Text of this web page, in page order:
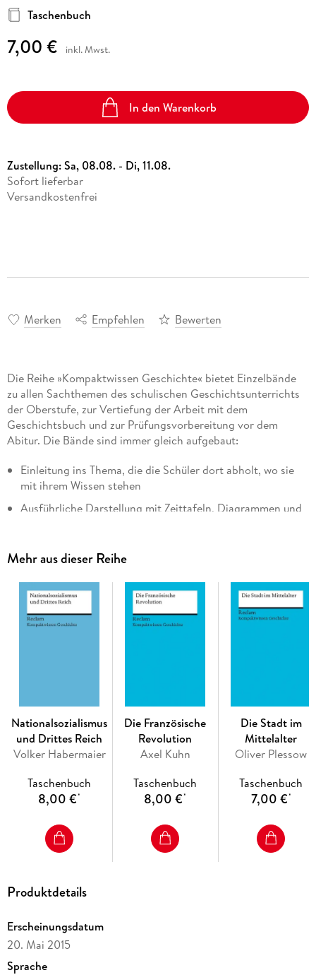
Taschenbuch
7,00 € inkl. Mwst.
In den Warenkorb
Zustellung:Sa, 08.08. - Di, 11.08.
Sofort lieferbar
Versandkostenfrei
Merken Empfehlen Bewerten
Die Reihe »Kompaktwissen Geschichte« bietet Einzelbände
zu allen Sachthemen des schulischen Geschichtsunterrichts
der Oberstufe, zur Vertiefung der Arbeit mit dem
Geschichtsbuch und zur Prüfungsvorbereitung vor dem
Abitur. Die Bände sind immer gleich aufgebaut:
Einleitung ins Thema, die die Schüler dort abholt, wo sie
mit ihrem Wissen stehen
Ausführliche Darstellung mit Zeittafeln, Diagrammen und
hinausgeht
Kontroversen der Geschichtsschreibung, Einblicke in die
aktuelle Diskussion zum Thema, für Schüler verständlich
aufbereitet.
I Darstellung
1 Die Renaissance
Voraussetzungen und Charakterisierungen
Erfindungen und Entdeckungen
Handel, Banken und Gewerbe
2 Der Humanismus
Der Humanismus in Italien
Thomas Morus in Großbritannien
Der Humanismus in Deutschland am Vorabend der
3 Die Reformation
Beginn der Reformation
Mehr aus dieser Reihe
Nationalsozialismus
und Drittes Reich
Volker Habermaier
Taschenbuch
8,00 €*
Die Französische
Revolution
Axel Kuhn
Taschenbuch
8,00 €*
Die Stadt im
Mittelalter
Oliver Plessow
Taschenbuch
7,00 €*
Produktdetails
Erscheinungsdatum
20. Mai 2015
Sprache